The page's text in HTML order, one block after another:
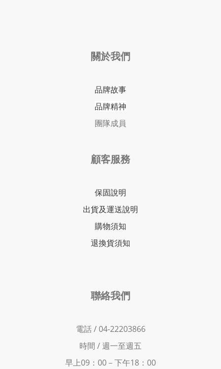
關於我們
品牌故事
品牌精神
團隊成員
顧客服務
保固說明
出貨及運送說明
購物須知
退換貨須知
聯絡我們
電話 / 04-22203866
時間 /週一至週五
早上09：00－下午18：00